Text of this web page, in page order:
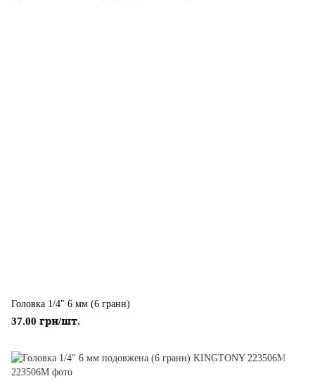
Головка 1/4" 6 мм (6 гранн)
37.00 грн/шт.